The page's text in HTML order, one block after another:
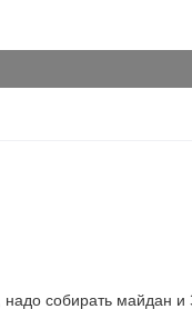
собирать майдан